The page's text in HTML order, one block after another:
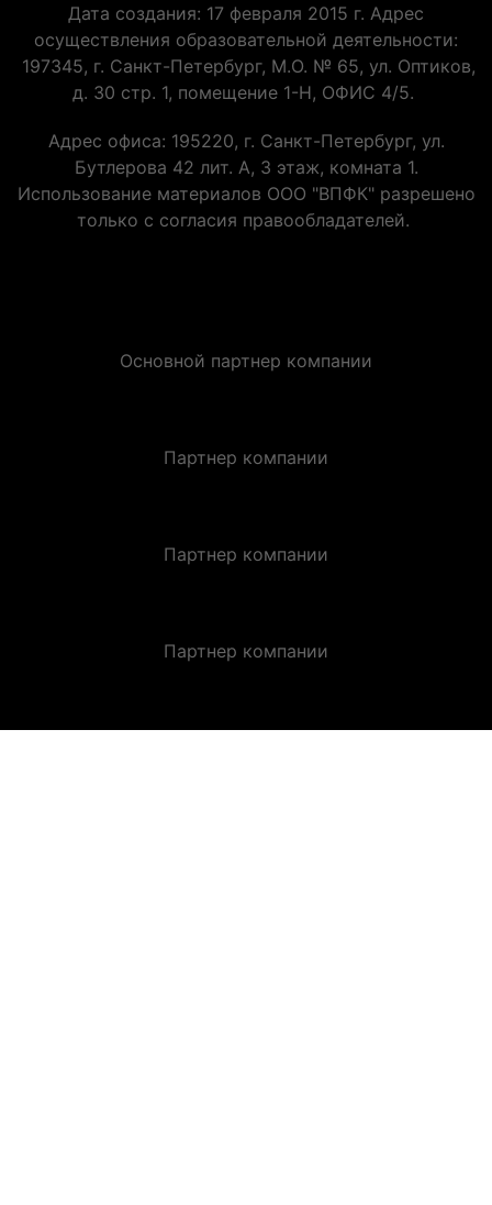
Дата создания: 17 февраля 2015 г. Адрес
осуществления образовательной деятельности:
197345, г. Санкт-Петербург, М.О. № 65, ул. Оптиков,
д. 30 стр. 1, помещение 1-Н, ОФИС 4/5.
Адрес офиса: 195220, г. Санкт-Петербург, ул.
Бутлерова 42 лит. А, 3 этаж, комната 1.
Использование материалов ООО "ВПФК" разрешено
только с согласия правообладателей.
Основной партнер компании
Партнер компании
Партнер компании
Партнер компании
ЗАКАЗАТЬ ЗВОНОК.